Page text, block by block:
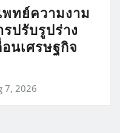
พทย์ความงาม
ปรับรูปร่าง
นเศรษฐกิจ
7, 2026